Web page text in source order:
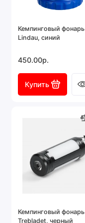
Кемпинговый фонарь
Lindau, синий
450.00р.
Купить
Кемпинговый фонарь
Trebladet, черный